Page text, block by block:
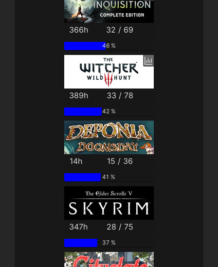
366h 32 / 69
46 %
389h 33 / 78
42 %
14h 15 / 36
41 %
347h 28 / 75
37 %